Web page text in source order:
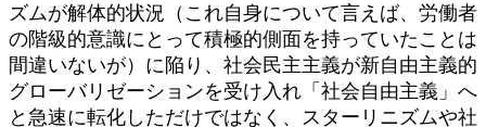
ズムが解体的状況（これ自身について言えば、労働者
の階級的意識にとって積極的側面を持っていたことは
間違いないが）に陥り、社会民主主義が新自由主義的
グローバリゼーションを受け入れ「社会自由主義」へ
と急速に転化しただけではなく、スターリニズムや社